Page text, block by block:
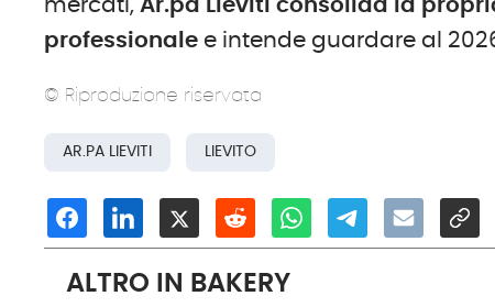
mercati, Ar.pa Lieviti consolida la
professionale e intende guardare al
© Riproduzione riservata
AR.PA LIEVITI LIEVITO
ALTRO IN BAKERY